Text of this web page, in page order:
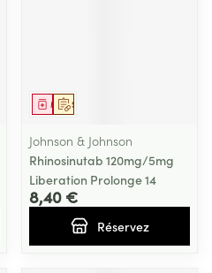
Sur prescription
Médicament
Johnson & Johnson
Rhinosinutab 120mg/5mg
Liberation Prolonge 14
8,40 €
Réservez